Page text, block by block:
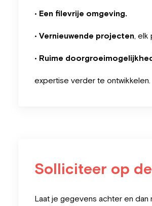
• Een filevrije omgeving.
• Vernieuwende projecten, elk
• Ruime
expertise verder te ontwikkelen.
Solliciteer op
Laat je gegevens achter en